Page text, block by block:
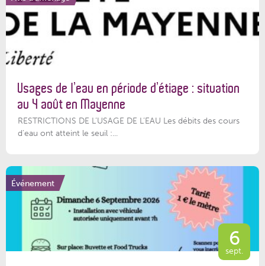
Usages de l’eau en période d’étiage : situation
au 4 août en Mayenne
RESTRICTIONS DE L’USAGE DE L’EAU Les débits des cours
d'eau ont atteint le seuil :...
Événement
6
sept.